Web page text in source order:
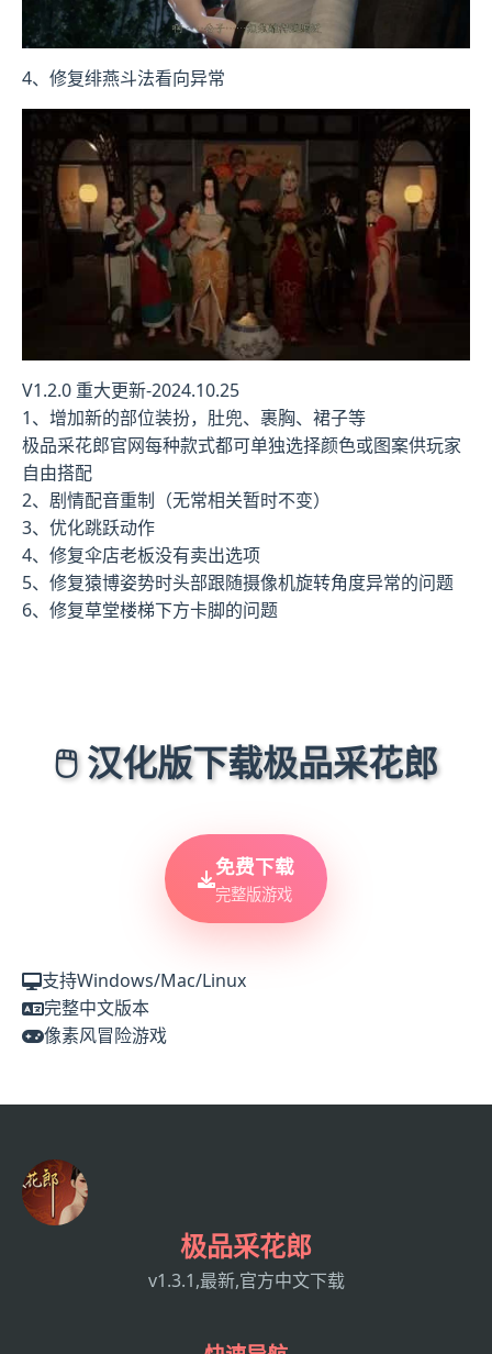
4、修复绯燕斗法看向异常
V1.2.0 重大更新-2024.10.25
1、增加新的部位装扮，肚兜、裹胸、裙子等
极品采花郎官网每种款式都可单独选择颜色或图案供玩家
自由搭配
2、剧情配音重制（无常相关暂时不变）
3、优化跳跃动作
4、修复伞店老板没有卖出选项
5、修复猿博姿势时头部跟随摄像机旋转角度异常的问题
6、修复草堂楼梯下方卡脚的问题
🖱️ 汉化版下载极品采花郎
免费下载
完整版游戏
支持Windows/Mac/Linux
完整中文版本
像素风冒险游戏
极品采花郎
v1.3.1,最新,官方中文下载